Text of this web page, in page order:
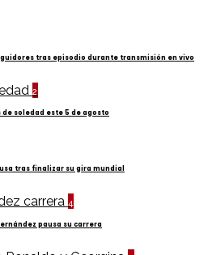
tras episodio durante transmisión en vivo
2
soledad este 5 de agosto
tras finalizar su gira mundial
4
pausa su carrera